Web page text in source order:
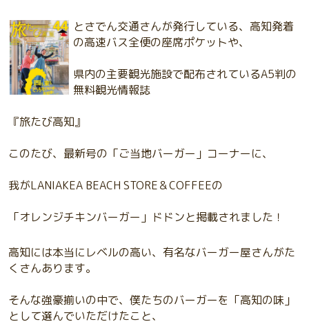
とさでん交通さんが発行している、高知発着
の高速バス全便の座席ポケットや、
県内の主要観光施設で配布されているA5判の
無料観光情報誌
『旅たび高知』
このたび、最新号の「ご当地バーガー」コーナーに、
我がLANIAKEA BEACH STORE＆COFFEEの
「オレンジチキンバーガー」ドドンと掲載されました！
高知には本当にレベルの高い、有名なバーガー屋さんがた
くさんあります。
そんな強豪揃いの中で、僕たちのバーガーを「高知の味」
として選んでいただけたこと、